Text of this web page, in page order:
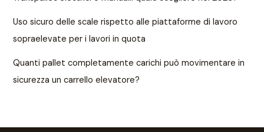
Uso sicuro delle scale rispetto alle piattaforme di lavoro
sopraelevate per i lavori in quota
Quanti pallet completamente carichi può movimentare in
sicurezza un carrello elevatore?